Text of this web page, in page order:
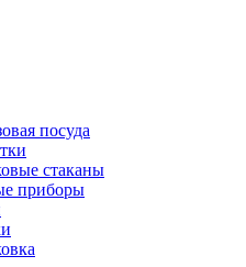
посуда
стаканы
приборы